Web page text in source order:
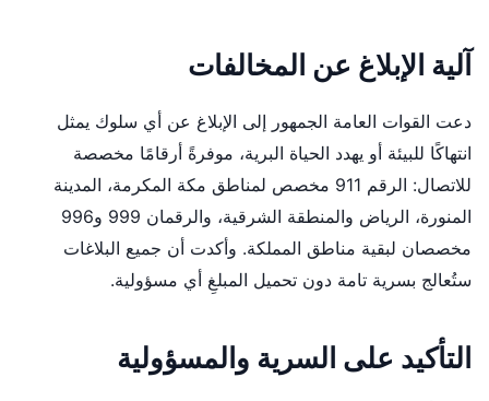
آلية الإبلاغ عن المخالفات
دعت القوات العامة الجمهور إلى الإبلاغ عن أي سلوك يمثل
انتهاكًا للبيئة أو يهدد الحياة البرية، موفرةً أرقامًا مخصصة
للاتصال: الرقم 911 مخصص لمناطق مكة المكرمة، المدينة
المنورة، الرياض والمنطقة الشرقية، والرقمان 999 و996
مخصصان لبقية مناطق المملكة. وأكدت أن جميع البلاغات
ستُعالج بسرية تامة دون تحميل المبلغِ أي مسؤولية.
التأكيد على السرية والمسؤولية